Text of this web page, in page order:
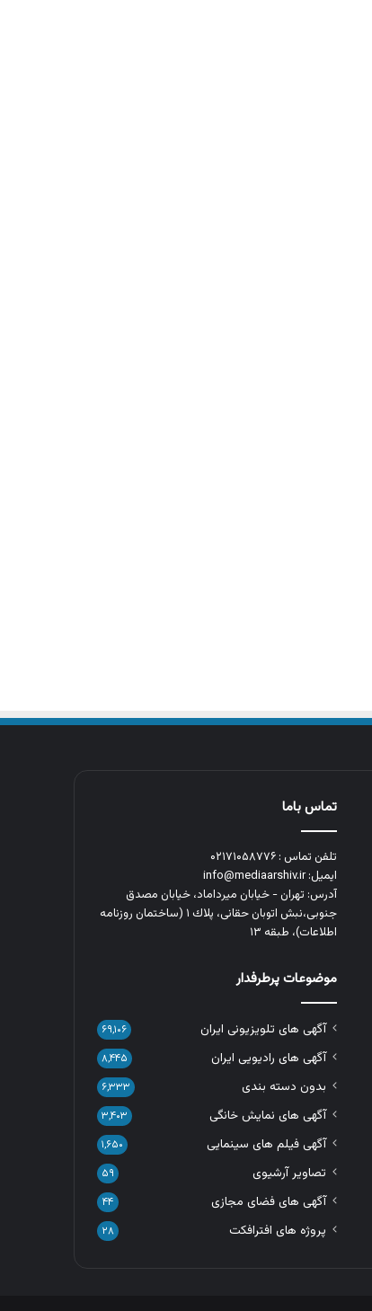
تماس باما
تلفن تماس : ۰۲۱۷۱۰۵۸۷۷۶
ایمیل: info@mediaarshiv.ir
آدرس: تهران - خیابان میرداماد، خیابان مصدق
جنوبی،نبش اتوبان حقانی، پلاك ١ (ساختمان روزنامه
اطلاعات)، طبقه ۱۳
موضوعات پرطرفدار
آگهی های تلویزیونی ایران ۶۹,۱۰۶
آگهی های رادیویی ایران ۸,۴۴۵
بدون دسته بندی ۶,۳۳۳
آگهی های نمایش خانگی ۳,۴۰۳
آگهی فیلم های سینمایی ۱,۶۵۰
تصاویر آرشیوی ۵۹
آگهی های فضای مجازی ۴۴
پروژه های افترافکت ۲۸